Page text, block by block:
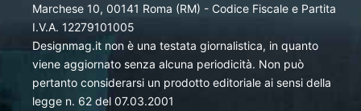
Marchese 10, 00141 Roma (RM) - Codice Fiscale e Partita
I.V.A. 12279101005
Designmag.it non è una testata giornalistica, in quanto
viene aggiornato senza alcuna periodicità. Non può
pertanto considerarsi un prodotto editoriale ai sensi della
legge n. 62 del 07.03.2001